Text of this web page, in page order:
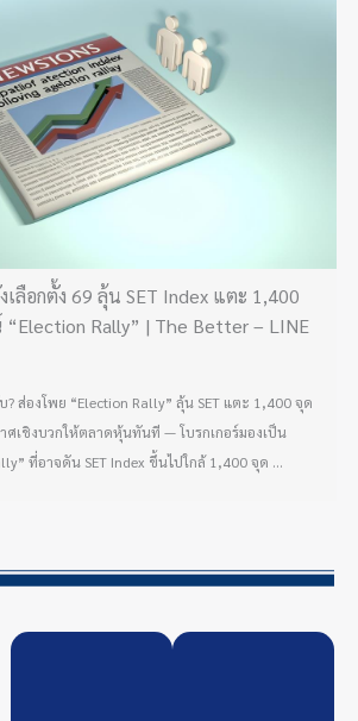
ลือกตั้ง 69 ลุ้น SET Index แตะ 1,400
Rally” | The Better – LINE
ส่องโพย “Election Rally” ลุ้น SET แตะ 1,400 จุด
ศเชิงบวกให้ตลาดหุ้นทันที — โบรกเกอร์มองเป็น
ที่อาจดัน SET Index ขึ้นไปใกล้ 1,400 จุด ...